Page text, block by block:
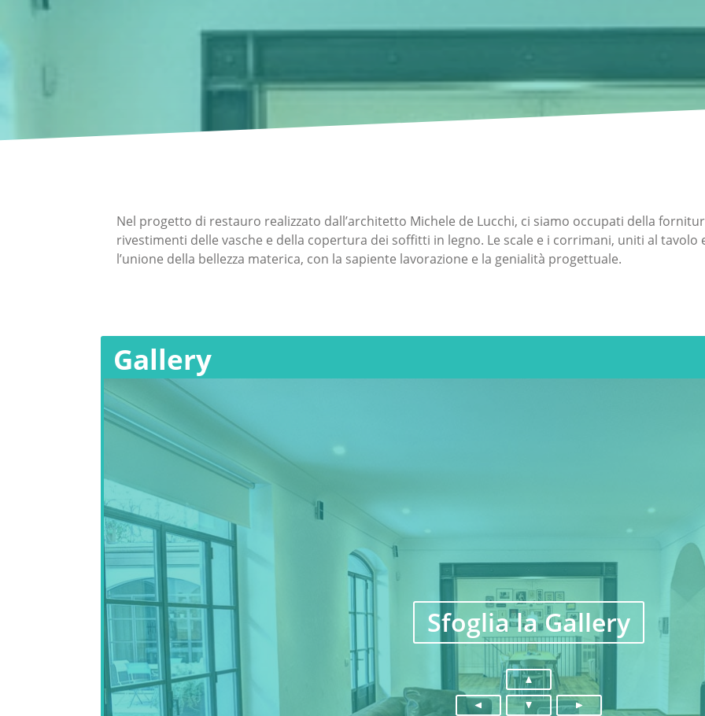
Nel progetto di restauro realizzato dall’architetto Michele de Lucchi, ci siamo occupati della
rivestimenti delle vasche e della copertura dei soffitti in legno. Le scale e i corrimani, uniti al
l’unione della bellezza materica, con la sapiente lavorazione e la genialità progettuale.
Gallery
Sfoglia la Gallery